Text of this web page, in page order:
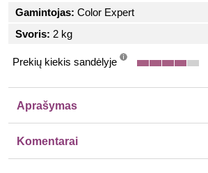
Gamintojas: Color Expert
Svoris: 2 kg
Prekių kiekis sandėlyje
Aprašymas
Komentarai